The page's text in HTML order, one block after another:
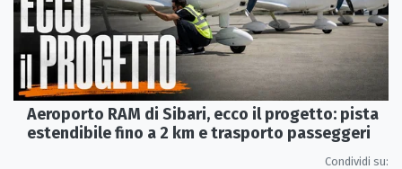
Aeroporto RAM di Sibari, ecco il progetto: pista
estendibile fino a 2 km e trasporto passeggeri
Condividi su: